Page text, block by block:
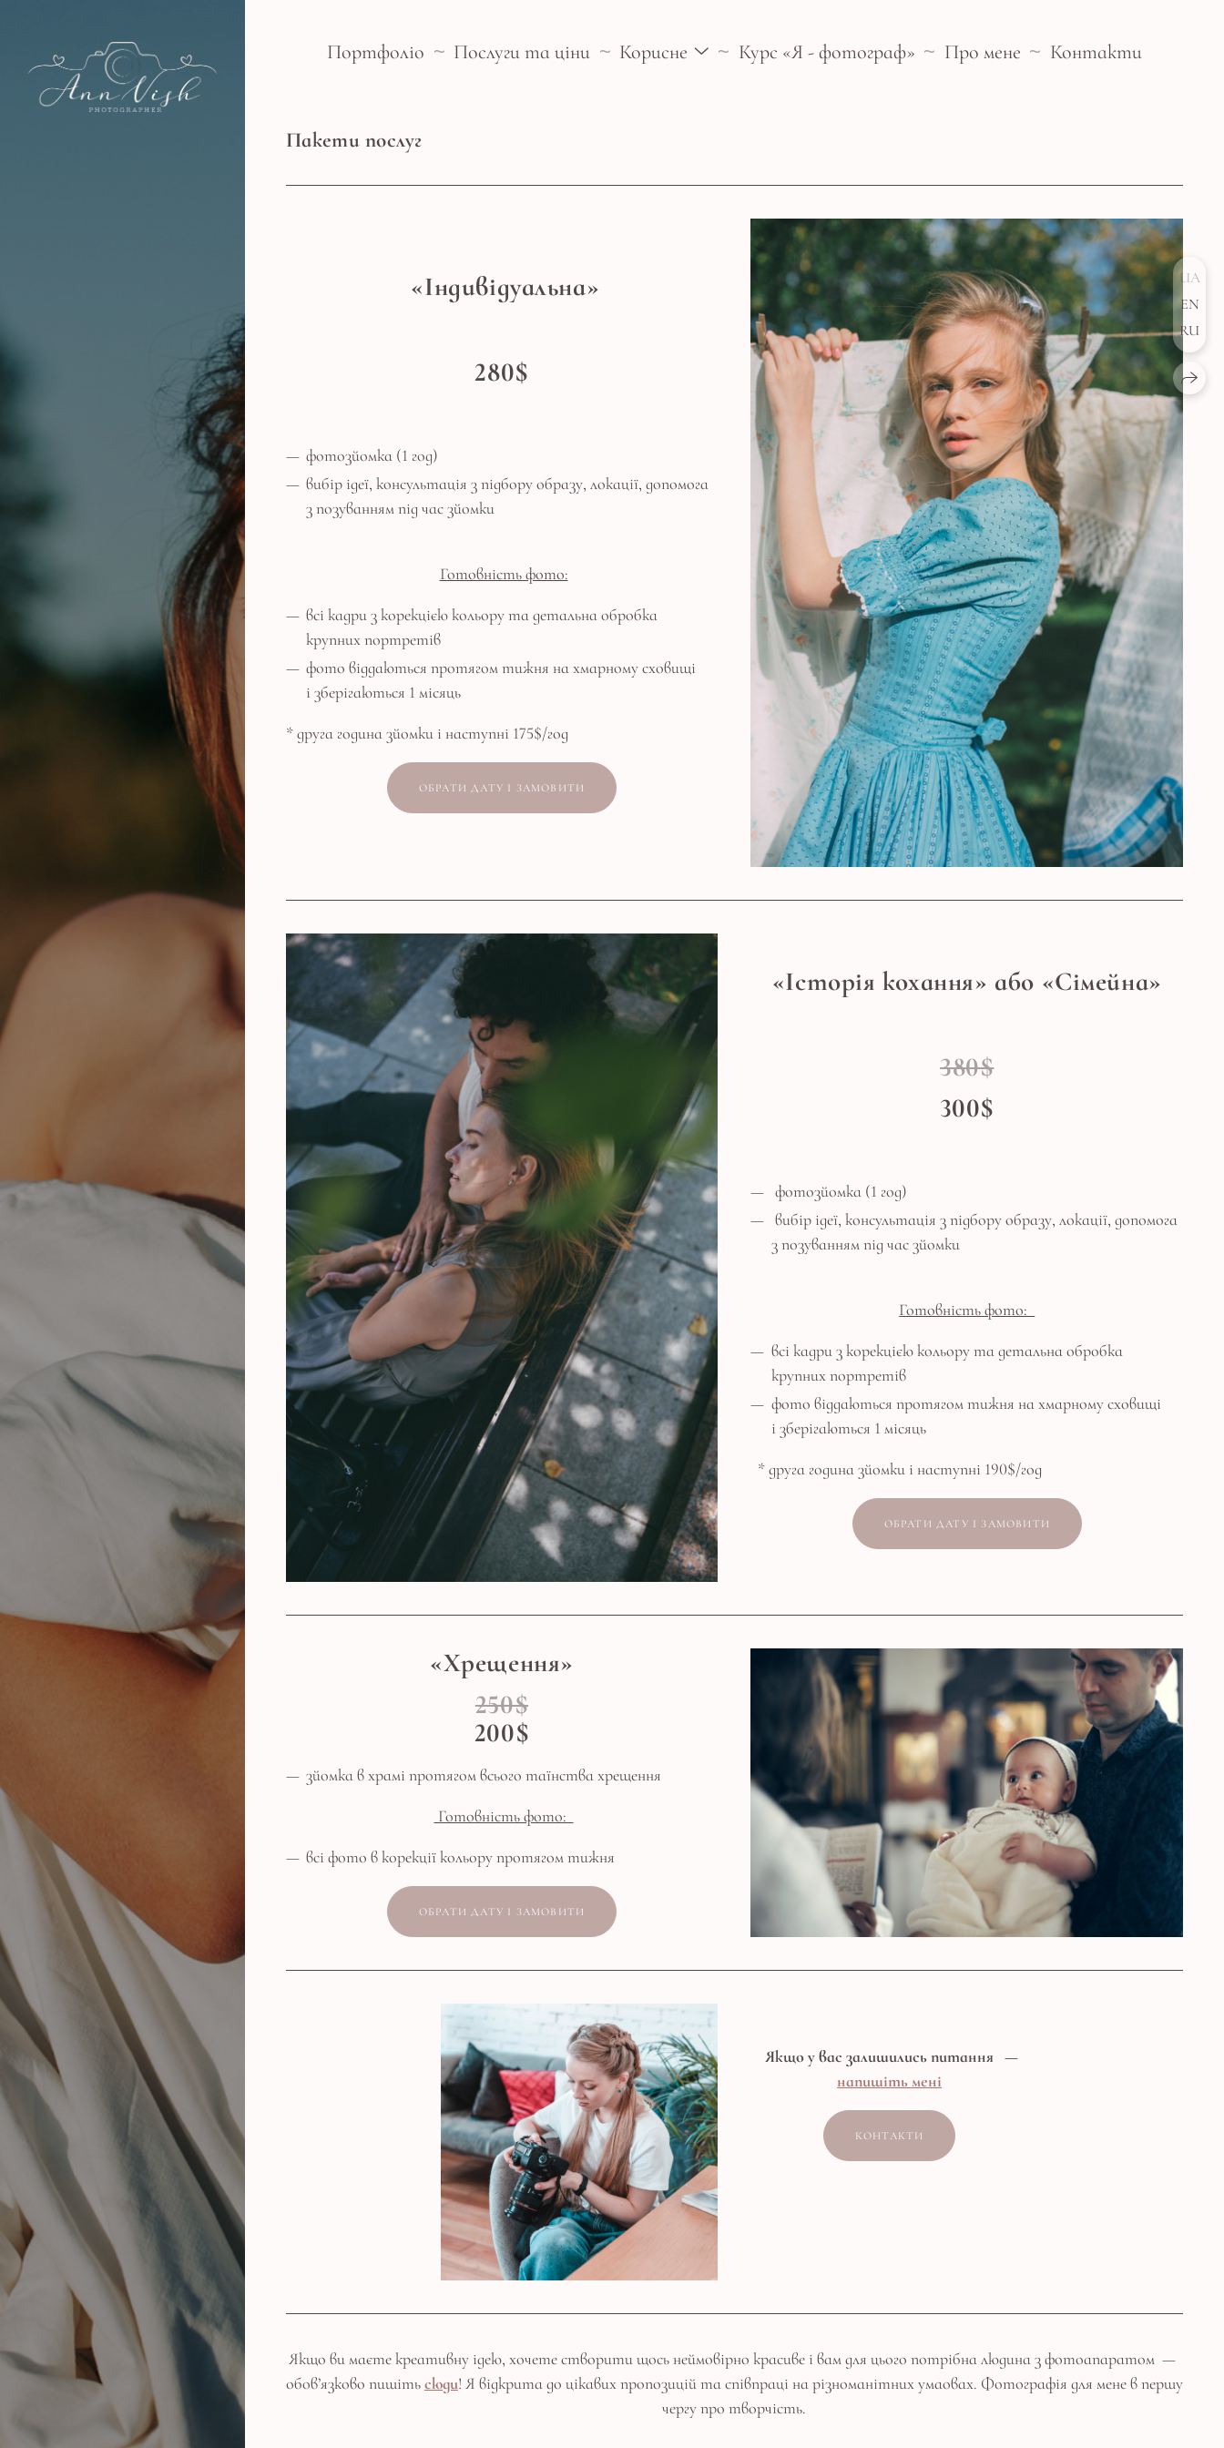
Портфоліо Послуги та ціни Корисне Курс «Я - фотограф» Про мене Контакти
Пакети послуг
«Індивідуальна»
280$
фотозйомка (1 год)
вибір ідеї, консультація з підбору образу, локації, допомога
з позуванням під час зйомки
Готовність фото:
всі кадри з корекцією кольору та детальна обробка
крупних портретів
фото віддаються протягом тижня на хмарному сховищі
і зберігаються 1 місяць
* друга година зйомки і наступні 175$/год
ОБРАТИ ДАТУ І ЗАМОВИТИ
«Історія кохання» або «Сімейна»
380$
300$
фотозйомка (1 год)
вибір ідеї, консультація з підбору образу, локації, допомога
з позуванням під час зйомки
Готовність фото:
всі кадри з корекцією кольору та детальна обробка
крупних портретів
фото віддаються протягом тижня на хмарному сховищі
і зберігаються 1 місяць
* друга година зйомки і наступні 190$/год
ОБРАТИ ДАТУ І ЗАМОВИТИ
«Хрещення»
250$
200$
зйомка в храмі протягом всього таїнства хрещення
Готовність фото:
всі фото в корекції кольору протягом тижня
ОБРАТИ ДАТУ І ЗАМОВИТИ
Якщо у вас залишились питання —
напишіть мені
КОНТАКТИ
Якщо ви маєте креативну ідею, хочете створити щось неймовірно красиве і вам для цього потрібна людина з фотоапаратом —
обов’язково пишітьсюди! Я відкрита до цікавих пропозицій та співпраці на різноманітних умаовах. Фотографія для мене в першу
чергу про творчість.
UA
EN
RU